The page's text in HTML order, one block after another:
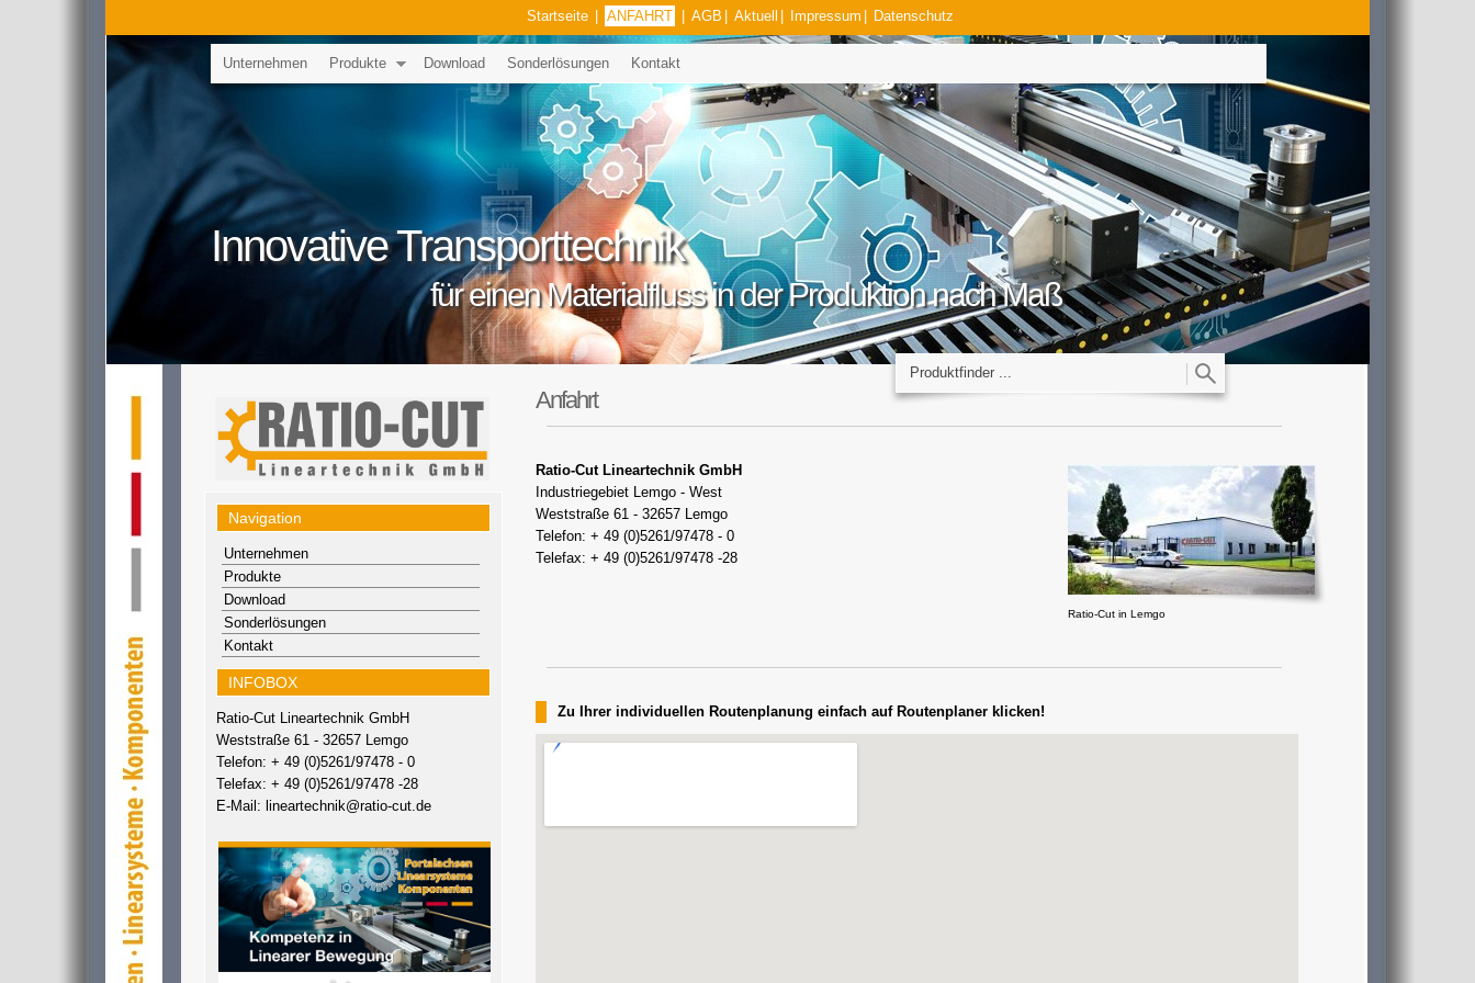
Startseite ANFAHRT AGB Aktuell Impressum Datenschutz
Innovative Transporttechnik
für einen Materialfluss in der Produktion nach Maß
Unternehmen Produkte Download Sonderlösungen Kontakt
Anfahrt
Ratio-Cut in Lemgo
Ratio-Cut Lineartechnik GmbH
Industriegebiet Lemgo - West
Weststraße 61 - 32657 Lemgo
Telefon: + 49 (0)5261/97478 - 0
Telefax: + 49 (0)5261/97478 -28
Zu Ihrer individuellen Routenplanung einfach auf Routenplaner klicken!
Navigation
Unternehmen
Produkte
Download
Sonderlösungen
Kontakt
INFOBOX
Ratio-Cut Lineartechnik GmbH
Weststraße 61 - 32657 Lemgo
Telefon: + 49 (0)5261/97478 - 0
Telefax: + 49 (0)5261/97478 -28
E-Mail: lineartechnik@ratio-cut.de